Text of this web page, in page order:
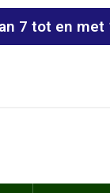
7 tot en